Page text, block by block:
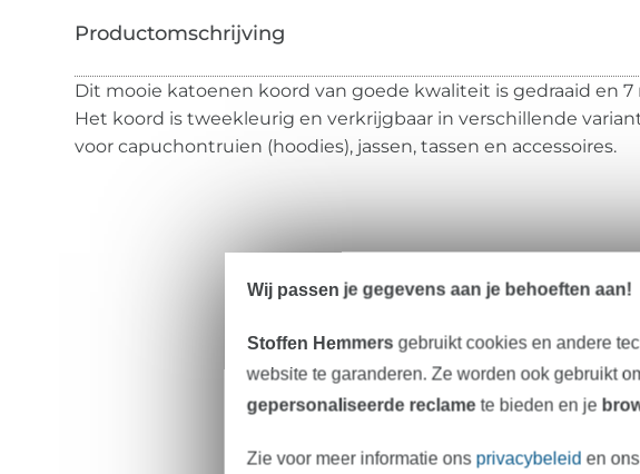
Dit mooie katoenen koord van goede kwaliteit is gedraaid en 7
Het koord is tweekleurig en verkrijgbaar in verschillende
voor capuchontruien (hoodies), jassen, tassen en accessoires.
Wij passen je gegevens aan je behoeften aan!
Stoffen Hemmers gebruikt cookies en andere
website te garanderen. Ze worden ook gebruikt
gepersonaliseerde reclamete bieden en je
Zie voor meer informatie ons privacybeleid en